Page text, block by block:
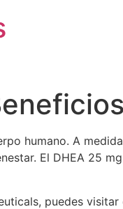
humano. A
El DHEA 25
puedes visitar